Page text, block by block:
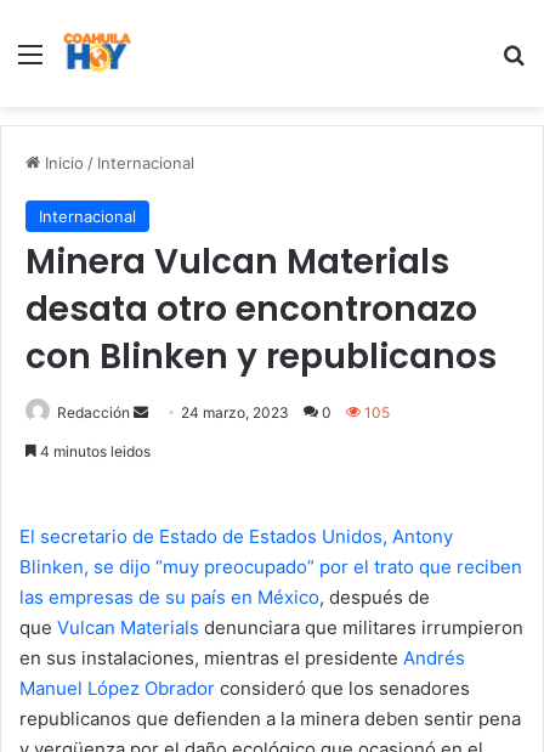
Menu
Inicio / Internacional
Internacional
Minera Vulcan Materials
desata otro encontronazo
con Blinken y republicanos
Redacción
a
n
m
a
24 marzo, 2023 0 105
4 minutos leidos
El secretario de Estado de Estados Unidos, Antony
Blinken, se dijo “muy preocupado” por el trato que reciben
las empresas de su país en México, después de
que Vulcan Materials denunciara que militares irrumpieron
en sus instalaciones, mientras el presidente Andrés
Manuel López Obrador consideró que los senadores
republicanos que defienden a la minera deben sentir pena